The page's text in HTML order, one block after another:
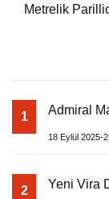
Metrelik
1 Admiral
18 Eylül 2025-
2 Yeni Vira